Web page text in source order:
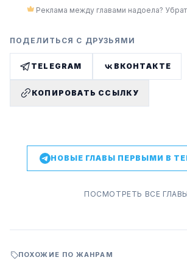
Реклама между главами надоела?
ПОДЕЛИТЬСЯ С ДРУЗЬЯМИ
TELEGRAM ВКОНТАКТЕ
КОПИРОВАТЬ ССЫЛКУ
НОВЫЕ ГЛАВЫ ПЕРВЫМИ В
ПОСМОТРЕТЬ ВСЕ ГЛАВЫ
ПОХОЖИЕ ПО ЖАНРАМ